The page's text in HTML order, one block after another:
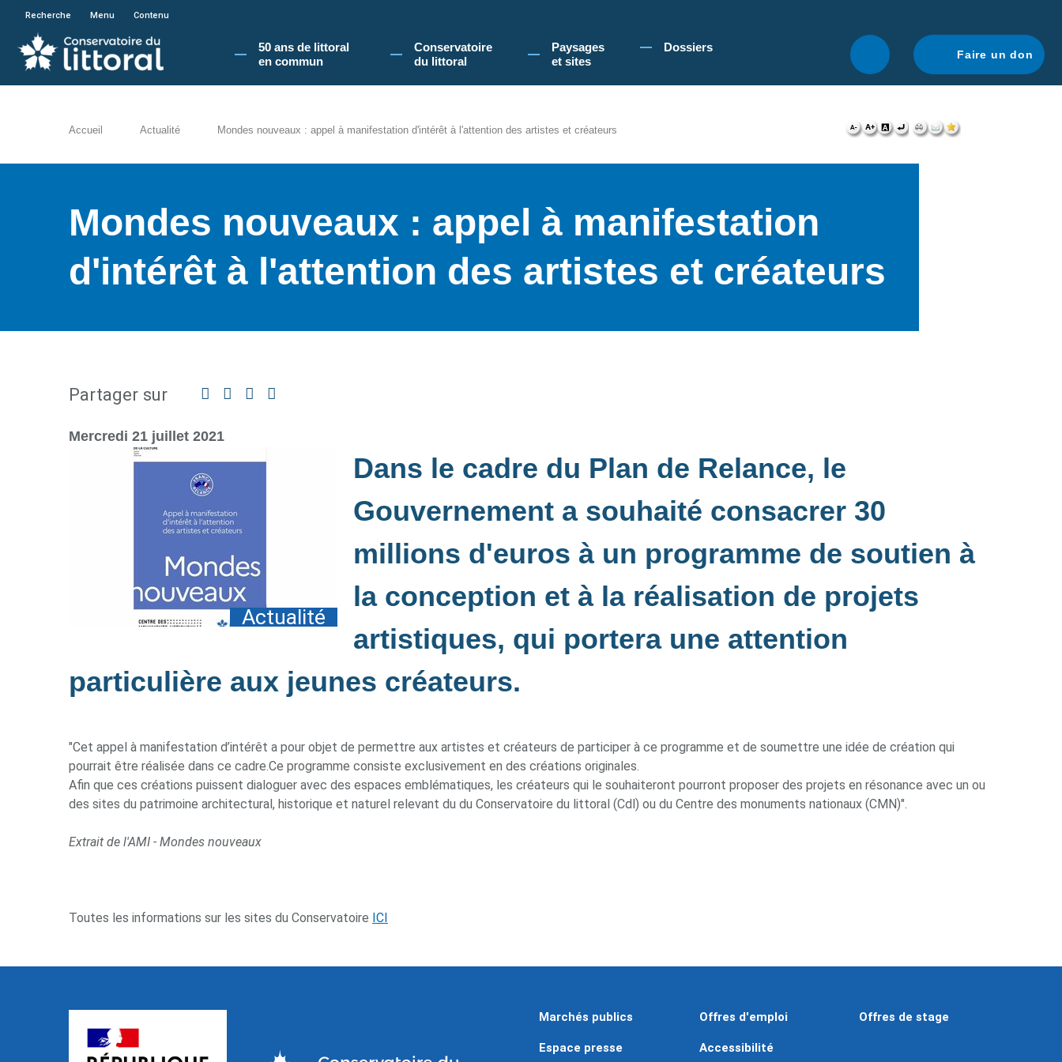
En poursuivant votre navigation sur le site du Conservatoire du littoral, vous acceptez l'utilisation de cookies pour vous proposer une navigation optimale.
Recherche Menu Contenu
50 ans de littoral
en commun​
Conservatoire
du littoral
Paysages
et sites
Dossiers
Faire un don
Accueil Actualité Mondes nouveaux : appel à manifestation d'intérêt à l'attention des artistes et créateurs
Mondes nouveaux : appel à manifestation
d'intérêt à l'attention des artistes et créateurs
Partager sur Facebook
TwitterLinkedin
Mercredi 21 juillet 2021
Actualité
Dans le cadre du Plan de Relance, le
Gouvernement a souhaité consacrer 30
millions d'euros à un programme de soutien à
la conception et à la réalisation de projets
artistiques, qui portera une attention
particulière aux jeunes créateurs.
"Cet appel à manifestation d’intérêt a pour objet de permettre aux artistes et créateurs de participer à ce programme et de soumettre une idée de création qui
pourrait être réalisée dans ce cadre.Ce programme consiste exclusivement en des créations originales.
Afin que ces créations puissent dialoguer avec des espaces emblématiques, les créateurs qui le souhaiteront pourront proposer des projets en résonance avec un ou
des sites du patrimoine architectural, historique et naturel relevant du du Conservatoire du littoral (Cdl) ou du Centre des monuments nationaux (CMN)".
Extrait de l'AMI - Mondes nouveaux
Toutes les informations sur les sites du Conservatoire ICI
Marchés publics Offres d'emploi Offres de stage
Espace presse Accessibilité